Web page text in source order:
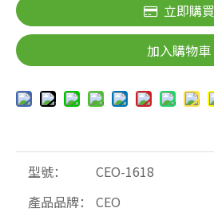
立即購買
加入購物車
型號：
CEO-1618
產品品牌：
CEO